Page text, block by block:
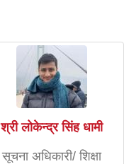
श्री लोकेन्द्र सिंह धामी
सूचना अधिकारी/ शिक्षा